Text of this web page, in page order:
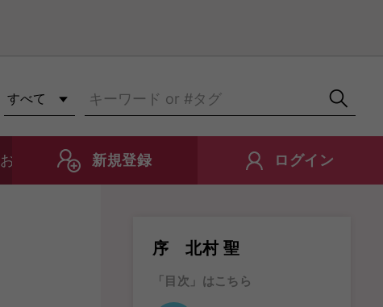
お知らせ 新規登録 ログイン
序 北村 聖
「目次」はこちら